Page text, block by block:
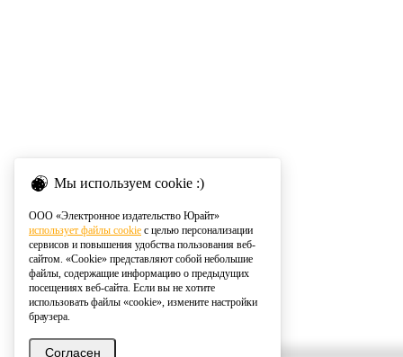
Мы используем cookie :)
ООО «Электронное издательство Юрайт»
использует файлы cookie с целью персонализации
сервисов и повышения удобства пользования веб-
сайтом. «Cookie» представляют собой небольшие
файлы, содержащие информацию о предыдущих
посещениях веб-сайта. Если вы не хотите
использовать файлы «cookie», измените настройки
браузера.
Согласен